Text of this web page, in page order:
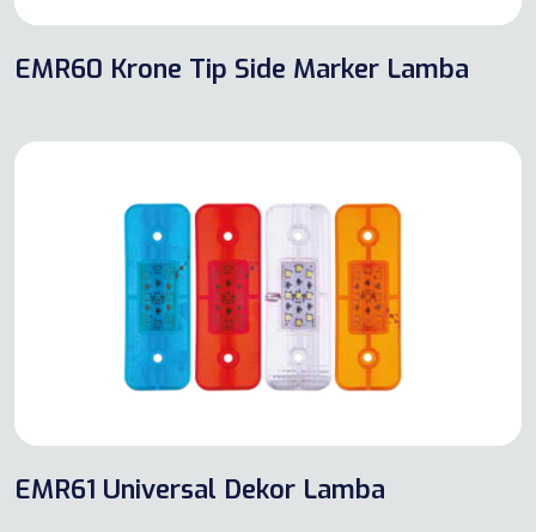
EMR60 Krone Tip Side Marker Lamba
EMR61 Universal Dekor Lamba